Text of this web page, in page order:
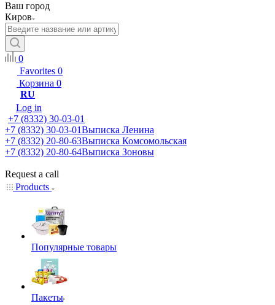
Ваш город
Киров
0
Favorites 0
Корзина 0
RU
Log in
+7 (8332) 30-03-01
+7 (8332) 30-03-01Выписка Ленина
+7 (8332) 20-80-63Выписка Комсомольская
+7 (8332) 20-80-64Выписка Зоновы
Request a call
Products
Популярные товары
Пакеты